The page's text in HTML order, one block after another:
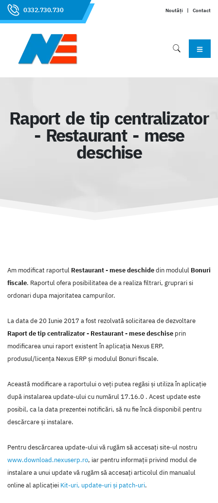
0332.730.730 Noutăți | Contact
Raport de tip centralizator
- Restaurant - mese
deschise
Am modificat raportul Restaurant - mese deschidedin modulul Bonuri
fiscale. Raportul ofera posibilitatea de a realiza filtrari, gruprari si
ordonari dupa majoritatea campurilor.
La data de 20 Iunie 2017 a fost rezolvată solicitarea de dezvoltare
Raport de tip centralizator - Restaurant - mese deschise prin
modificarea unui raport existent în aplicaţia Nexus ERP,
produsul/licenţa Nexus ERP şi modulul Bonuri fiscale.
Această modificare a raportului o veţi putea regăsi şi utiliza în aplicaţie
după instalarea update-ului cu numărul 17.16.0 . Acest update este
posibil, ca la data prezentei notificări, să nu fie încă disponibil pentru
descărcare şi instalare.
Pentru descărcarea update-ului vă rugăm să accesaţi site-ul nostru
www.download.nexuserp.ro, iar pentru informaţii privind modul de
instalare a unui update vă rugăm să accesaţi articolul din manualul
online al aplicaţiei Kit-uri, update-uri şi patch-uri.